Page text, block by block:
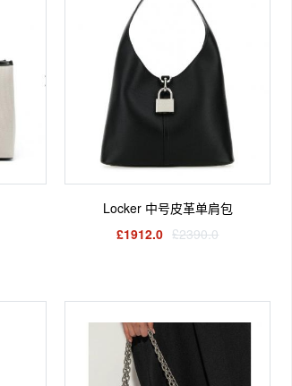
Locker 中号皮革单肩包
£1912.0 £2390.0